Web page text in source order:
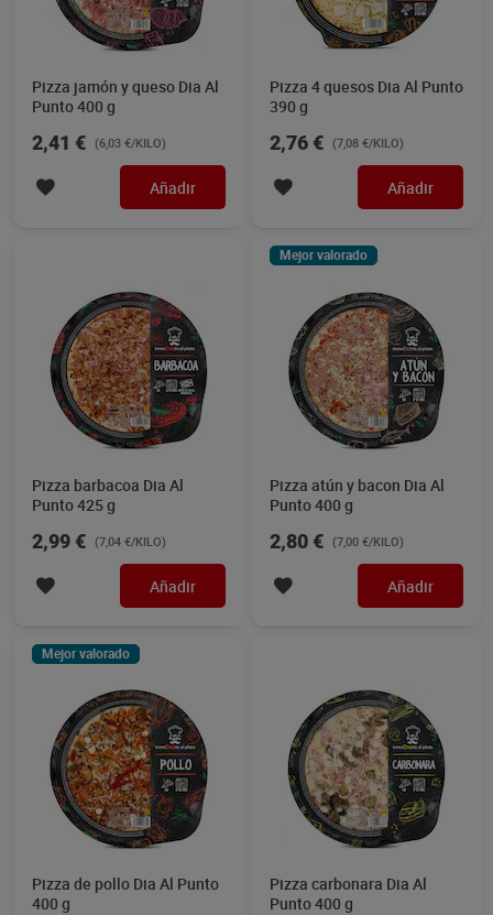
Pizza jamón y queso Dia Al
Punto 400 g
2,41 € (6,03 €/KILO)
Añadir
Pizza 4 quesos Dia Al Punto
390 g
2,76 € (7,08 €/KILO)
Añadir
Pizza barbacoa Dia Al
Punto 425 g
2,99 € (7,04 €/KILO)
Añadir
Mejor valorado
Pizza atún y bacon Dia Al
Punto 400 g
2,80 € (7,00 €/KILO)
Añadir
Mejor valorado
Pizza de pollo Dia Al Punto
400 g
Pizza carbonara Dia Al
Punto 400 g